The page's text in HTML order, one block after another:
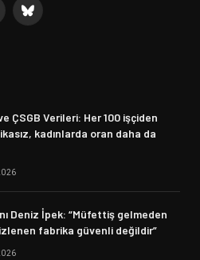
Bluesky
ÇSGB Verileri: Her 100 işçiden
kadınlarda oran daha da
Deniz İpek: “Müfettiş gelmeden
fabrika güvenli değildir”